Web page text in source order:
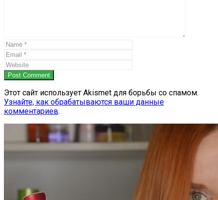
Post Comment
Этот сайт использует Akismet для борьбы со спамом.
Узнайте, как обрабатываются ваши данные
комментариев.